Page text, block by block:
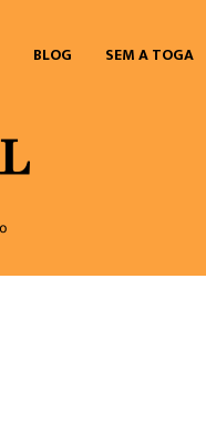
BLOG SEM A TOGA